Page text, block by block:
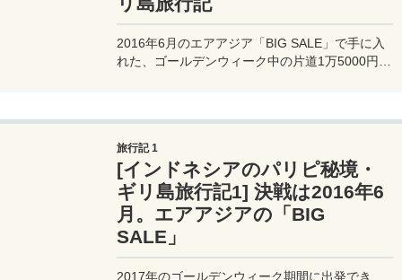
2016年6月のエアアジア「BIG SALE」で手に入
れた、ゴールデンウィーク中の片道1万5000円の
旅行記 1
[インドネシアのパリピ秘境・
ギリ島旅行記1] 決戦は2016年6
月。エアアジアの「BIG
SALE」
2017年のゴールデンウィーク期間に出発でき